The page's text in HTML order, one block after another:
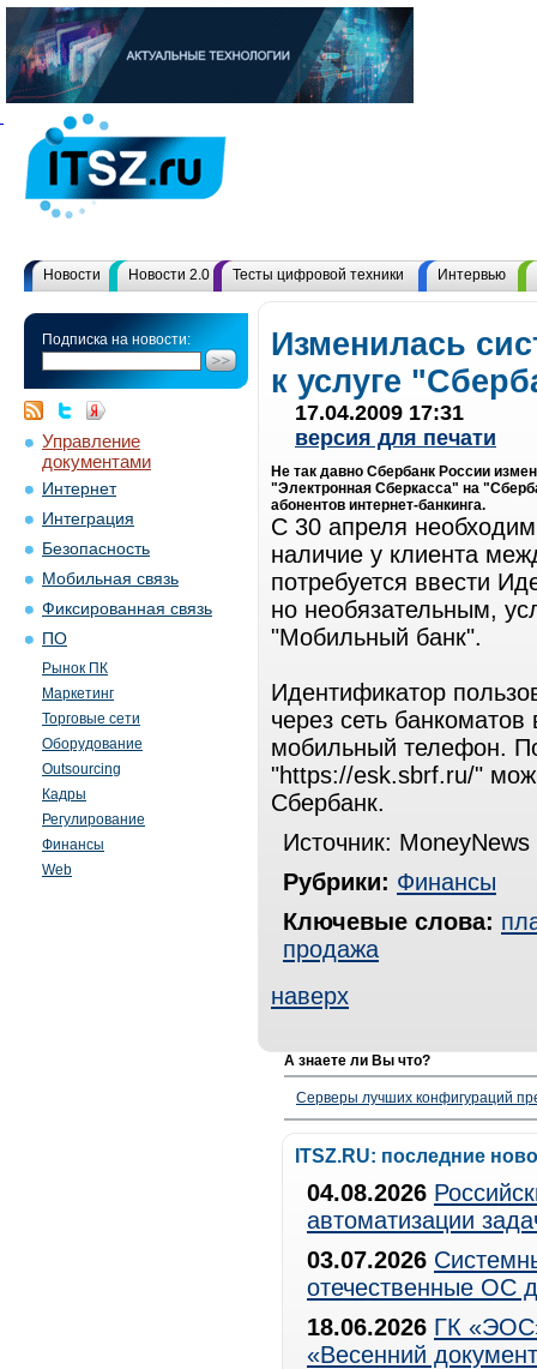
Новости Новости 2.0 Тесты цифровой техники Интервью
Подписка на новости:
Управление
документами
Интернет
Интеграция
Безопасность
Мобильная связь
Фиксированная связь
ПО
Рынок ПК
Маркетинг
Торговые сети
Оборудование
Outsourcing
Кадры
Регулирование
Финансы
Web
Изменилась
к услуге
17.04.2009 17:31
версия для печати
Не так давно Сбербанк России
"Электронная Сберкасса" на
абонентов интернет-банкинга.
С 30 апреля
наличие у клиента
потребуется ввести
но необязательным,
"Мобильный банк".
Идентификатор
через сеть
мобильный телефон.
"https://esk.sbrf.ru/"
Сбербанк.
Источник: MoneyNews
Рубрики: Финансы
Ключевые слова:
продажа
наверх
А знаете ли Вы что?
Серверы лучших конфигураций
ITSZ.RU: последние
04.08.2026
автоматизации
03.07.2026
отечественные ОС
18.06.2026 ГК
«Весенний